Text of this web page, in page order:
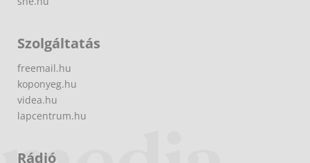
Szolgáltatás
freemail.hu
koponyeg.hu
videa.hu
lapcentrum.hu
Rádió